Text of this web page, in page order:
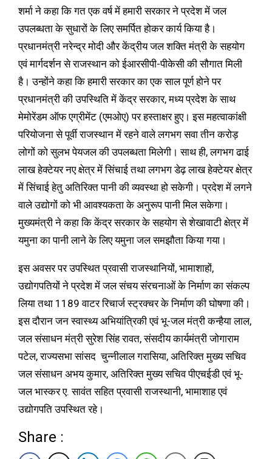
शर्मा ने कहा कि गत एक वर्ष में हमारी सरकार ने प्रदेश में जल
उपलब्धता के सुधारों के लिए समर्पित होकर कार्य किया है।
प्रधानमंत्री नरेन्द्र मोदी और केंद्रीय जल शक्ति मंत्री के सहयोग
एवं मार्गदर्शन से राजस्थान को ईआरसीपी-पीकेसी की सौगात मिली
है। उन्होंने कहा कि हमारी सरकार का एक साल पूर्ण होने पर
प्रधानमंत्री की उपस्थिति में केंद्र सरकार, मध्य प्रदेश के साथ
मेमोरेंडम ऑफ एग्रीमेंट (एमओए) पर हस्ताक्षर हुए। इस महत्वाकांक्षी
परियोजना से पूर्वी राजस्थान में रहने वाले लगभग सवा तीन करोड़
लोगों को सुलभ पेयजल की उपलब्धता मिलेगी। साथ ही, लगभग ढाई
लाख हेक्टेयर नए क्षेत्र में सिंचाई तथा लगभग डेढ़ लाख हेक्टेयर क्षेत्र
में सिंचाई हेतु अतिरिक्त पानी की व्यवस्था हो सकेगी। प्रदेश में लगने
वाले उद्योगों को भी आवश्यकता के अनुरूप पानी मिल सकेगा।
मुख्यमंत्री ने कहा कि केंद्र सरकार के सहयोग से शेखावाटी क्षेत्र में
यमुना का पानी लाने के लिए यमुना जल समझौता किया गया।
इस अवसर पर उपस्थित प्रवासी राजस्थानियों, भामाशाहों,
उद्योगपतियों ने प्रदेश में जल संचय संरचनाओं के निर्माण का संकल्प
लिया तथा 1189 वाटर रिचार्ज स्ट्रक्चर के निर्माण की घोषणा की।
इस दौरान जन स्वास्थ्य अभियांत्रिकी एवं भू-जल मंत्री कन्हैया लाल,
जल संसाधन मंत्री सुरेश सिंह रावत, संसदीय कार्यमंत्री जोगाराम
पटेल, राज्यसभा सांसद चुन्नीलाल गरासिया, अतिरिक्त मुख्य सचिव
जल संसाधन अभय कुमार, अतिरिक्त मुख्य सचिव पीएचईडी एवं भू-
जल भास्कर ए. सावंत सहित प्रवासी राजस्थानी, भामाशाह एवं
उद्योगपति उपस्थित रहे।
Share :